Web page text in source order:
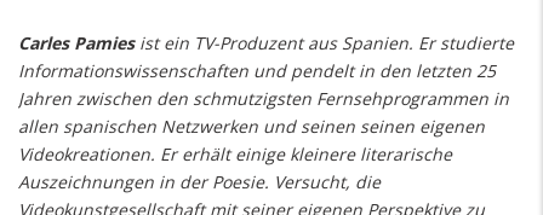
Carles Pamiesist ein TV-Produzent aus Spanien. Er studierte
Informationswissenschaften und pendelt in den letzten 25
Jahren zwischen den schmutzigsten Fernsehprogrammen in
allen spanischen Netzwerken und seinen seinen eigenen
Videokreationen. Er erhält einige kleinere literarische
Auszeichnungen in der Poesie. Versucht, die
Videokunstgesellschaft mit seiner eigenen Perspektive zu